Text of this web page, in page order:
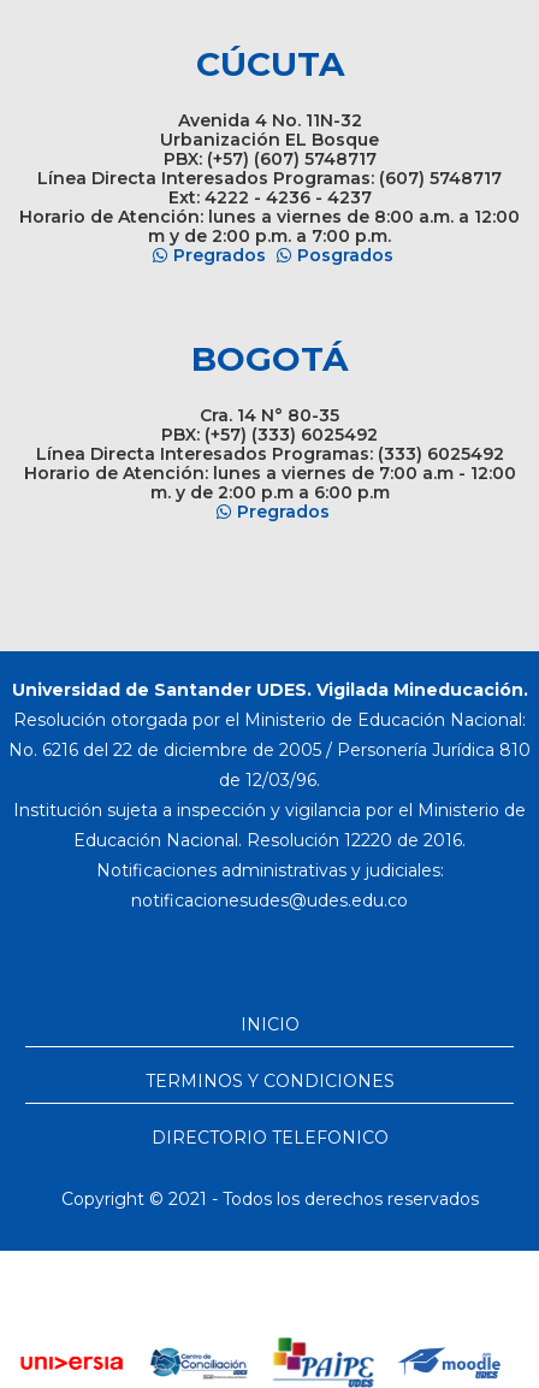
CÚCUTA
Avenida 4 No. 11N-32
Urbanización EL Bosque
PBX: (+57) (607) 5748717
Línea Directa Interesados Programas: (607) 5748717
Ext: 4222 - 4236 - 4237
Horario de Atención: lunes a viernes de 8:00 a.m. a 12:00
m y de 2:00 p.m. a 7:00 p.m.
Pregrados
Posgrados
BOGOTÁ
Cra. 14 N° 80-35
PBX: (+57) (333) 6025492
Línea Directa Interesados Programas: (333) 6025492
Horario de Atención: lunes a viernes de 7:00 a.m - 12:00
m. y de 2:00 p.m a 6:00 p.m
Pregrados
Universidad de Santander UDES. Vigilada Mineducación.
Resolución otorgada por el Ministerio de Educación Nacional:
No. 6216 del 22 de diciembre de 2005 / Personería Jurídica 810
de 12/03/96.
Institución sujeta a inspección y vigilancia por el Ministerio de
Educación Nacional. Resolución 12220 de 2016.
Notificaciones administrativas y judiciales:
INICIO
TERMINOS Y CONDICIONES
DIRECTORIO TELEFONICO
Copyright © 2021 - Todos los derechos reservados